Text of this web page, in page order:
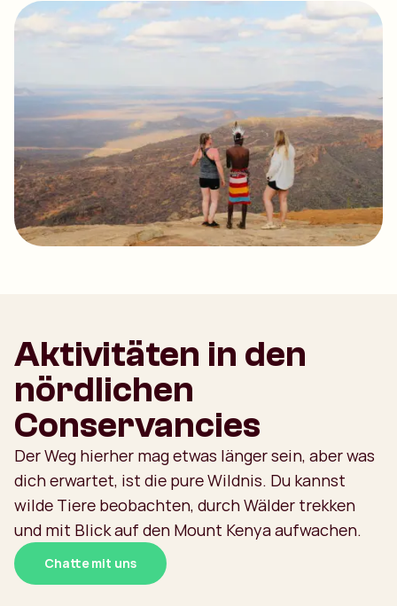
Aktivitäten in den
nördlichen
Conservancies
Der Weg hierher mag etwas länger sein, aber was
dich erwartet, ist die pure Wildnis. Du kannst
wilde Tiere beobachten, durch Wälder trekken
und mit Blick auf den Mount Kenya aufwachen.
Chatte mit uns